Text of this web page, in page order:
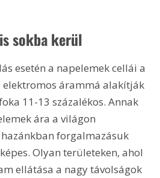
sokba kerül
esetén a napelemek cellái a
elektromos árammá alakítják
11-13 százalékos. Annak
ára a világon
forgalmazásuk
Olyan területeken, ahol
ellátása a nagy távolságok